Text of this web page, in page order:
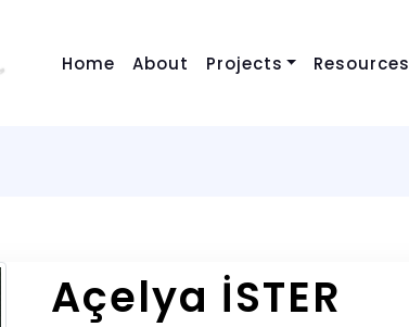
Home About Projects Resources
Açelya İSTER